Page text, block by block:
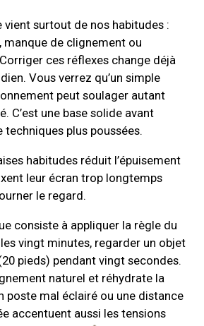
surtout de nos habitudes :
de clignement ou
ces réflexes change déjà
Vous verrez qu’un simple
peut soulager autant
C’est une base solide avant
techniques plus poussées.
habitudes réduit l’épuisement
leur écran trop longtemps
le regard.
consiste à appliquer la règle du
vingt minutes, regarder un objet
pieds) pendant vingt secondes.
naturel et réhydrate la
poste mal éclairé ou une distance
accentuent aussi les tensions